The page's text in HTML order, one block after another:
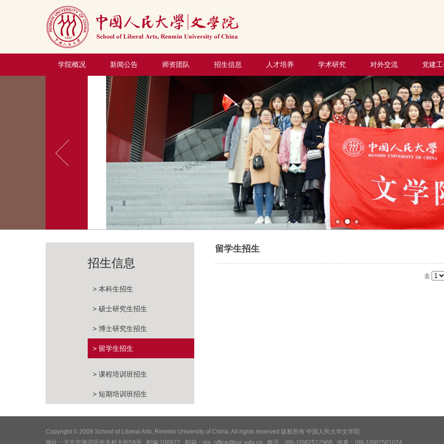
学院概况 新闻公告 师资团队 招生信息 人才培养 学术研究 对外交流 党建
招生信息
> 本科生招生
> 硕士研究生招生
> 博士研究生招生
> 留学生招生
> 课程培训班招生
> 短期培训班招生
留学生招生
去
Copyright © 2009 School of Liberal Arts, Renmin University of China. All rights reserved 版权所有 中国人民大学文学院
地址：北京市海淀区中关村大街59号 邮编:100872 邮箱：sla_office@ruc.edu.cn 电话：(86-10)62512966 传真：(86-10)82501024